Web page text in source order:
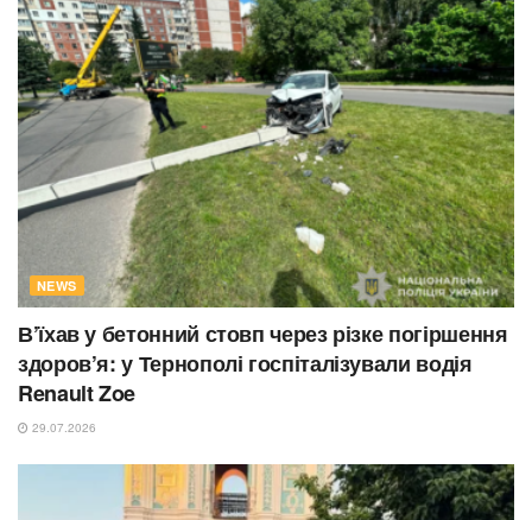
NEWS
В’їхав у бетонний стовп через різке погіршення
здоров’я: у Тернополі госпіталізували водія
Renault Zoe
29.07.2026